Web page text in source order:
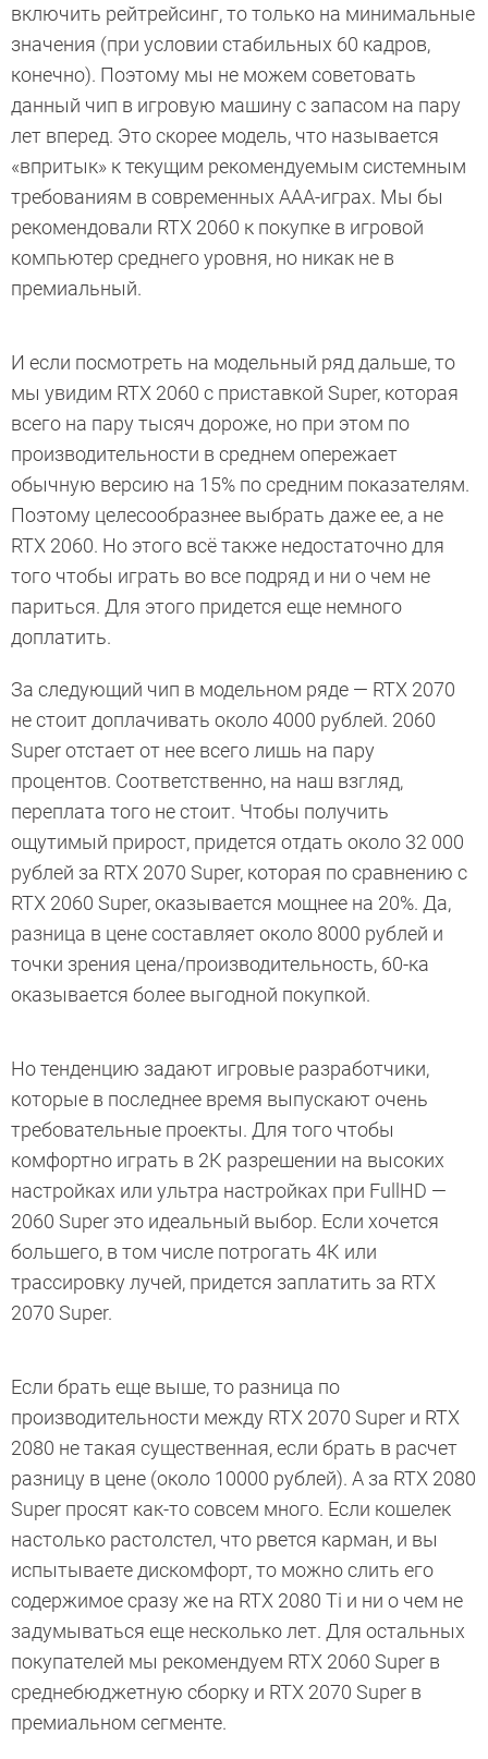
включить рейтрейсинг, то только на минимальные
значения (при условии стабильных 60 кадров,
конечно). Поэтому мы не можем советовать
данный чип в игровую машину с запасом на пару
лет вперед. Это скорее модель, что называется
«впритык» к текущим рекомендуемым системным
требованиям в современных ААА-играх. Мы бы
рекомендовали RTX 2060 к покупке в игровой
компьютер среднего уровня, но никак не в
премиальный.
И если посмотреть на модельный ряд дальше, то
мы увидим RTX 2060 с приставкой Super, которая
всего на пару тысяч дороже, но при этом по
производительности в среднем опережает
обычную версию на 15% по средним показателям.
Поэтому целесообразнее выбрать даже ее, а не
RTX 2060. Но этого всё также недостаточно для
того чтобы играть во все подряд и ни о чем не
париться. Для этого придется еще немного
доплатить.
За следующий чип в модельном ряде — RTX 2070
не стоит доплачивать около 4000 рублей. 2060
Super отстает от нее всего лишь на пару
процентов. Соответственно, на наш взгляд,
переплата того не стоит. Чтобы получить
ощутимый прирост, придется отдать около 32 000
рублей за RTX 2070 Super, которая по сравнению с
RTX 2060 Super, оказывается мощнее на 20%. Да,
разница в цене составляет около 8000 рублей и
точки зрения цена/производительность, 60-ка
оказывается более выгодной покупкой.
Но тенденцию задают игровые разработчики,
которые в последнее время выпускают очень
требовательные проекты. Для того чтобы
комфортно играть в 2К разрешении на высоких
настройках или ультра настройках при FullHD —
2060 Super это идеальный выбор. Если хочется
большего, в том числе потрогать 4К или
трассировку лучей, придется заплатить за RTX
2070 Super.
Если брать еще выше, то разница по
производительности между RTX 2070 Super и RTX
2080 не такая существенная, если брать в расчет
разницу в цене (около 10000 рублей). А за RTX 2080
Super просят как-то совсем много. Если кошелек
настолько растолстел, что рвется карман, и вы
испытываете дискомфорт, то можно слить его
содержимое сразу же на RTX 2080 Ti и ни о чем не
задумываться еще несколько лет. Для остальных
покупателей мы рекомендуем RTX 2060 Super в
среднебюджетную сборку и RTX 2070 Super в
премиальном сегменте.